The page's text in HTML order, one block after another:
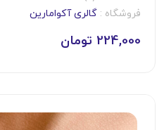
فروشگاه : گالری آکوامارین
224,000 تومان